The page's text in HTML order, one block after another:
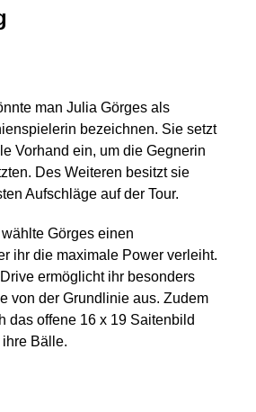
man Julia Görges als
bezeichnen. Sie setzt
Vorhand ein, um die Gegnerin
Des Weiteren besitzt sie
Aufschläge auf der Tour.
Görges einen
ihr die maximale Power verleiht.
ermöglicht ihr besonders
von der Grundlinie aus. Zudem
das offene 16 x 19 Saitenbild
Bälle.